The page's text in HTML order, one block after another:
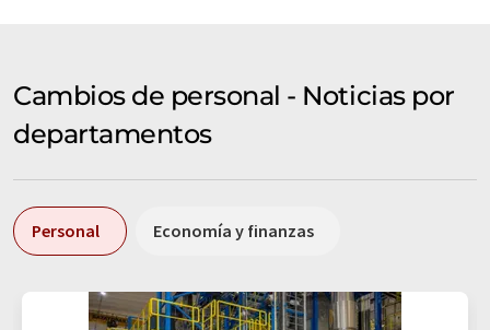
Cambios de personal - Noticias por
departamentos
Personal Economía y finanzas